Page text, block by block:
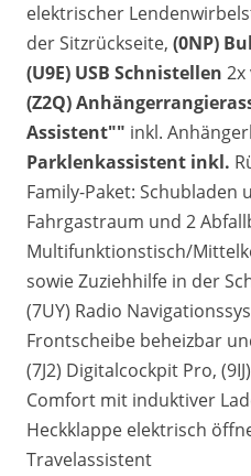
elektrischer
der Sitzrückseite, (0NP)
(U9E) USB Schnistellen 2x
(Z2Q)
Assistent"" inkl.
Parklenkassistent inkl.
Family-Paket: Schubladen
Fahrgastraum und 2
Multifunktionstisch/
sowie Zuziehhilfe in der
(7UY) Radio
Frontscheibe beheizbar
(7J2) Digitalcockpit Pro,
Comfort mit induktiver
Heckklappe elektrisch
Travelassistent